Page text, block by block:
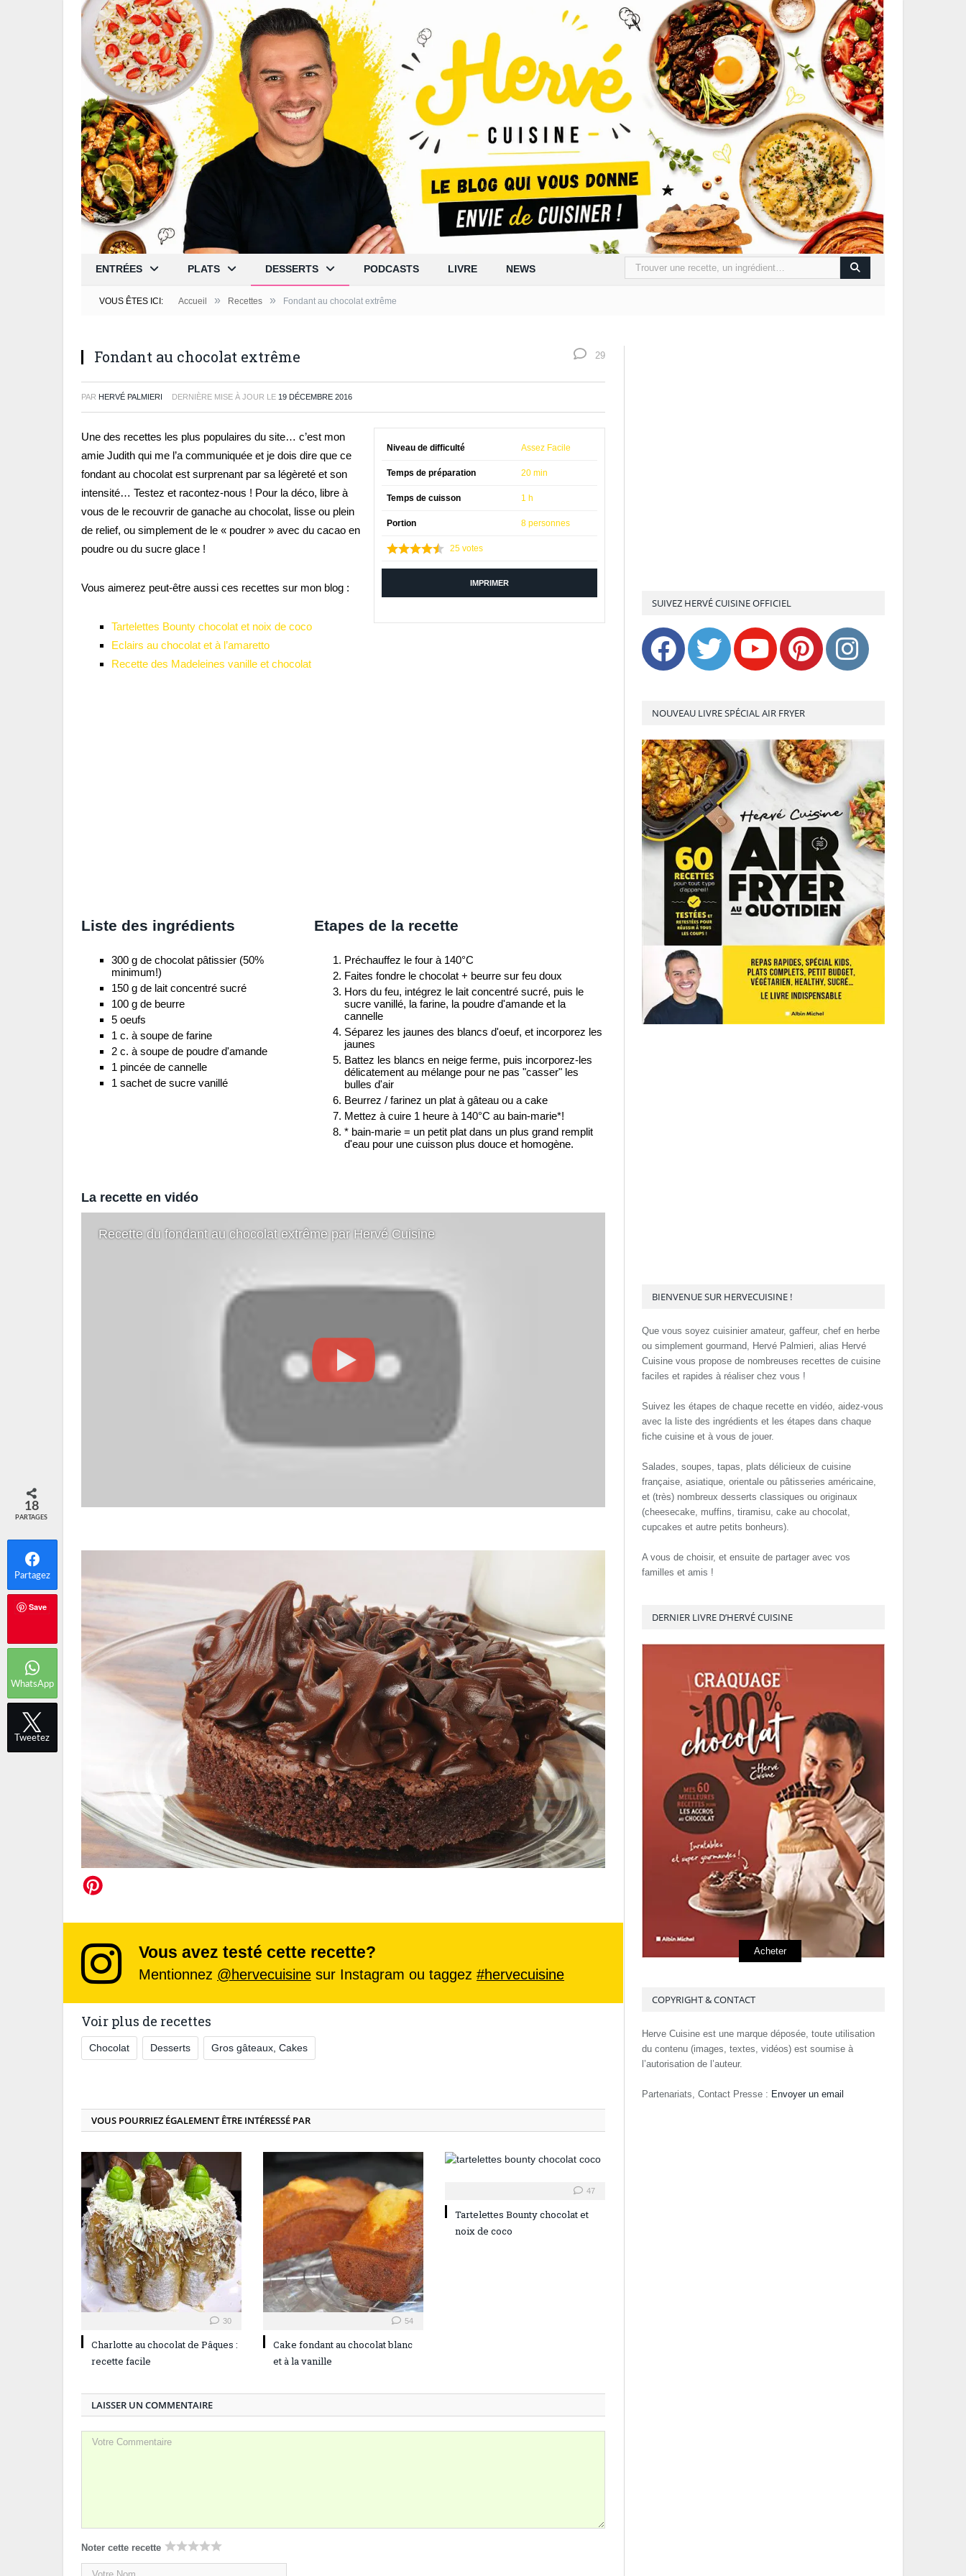
ENTRÉES PLATS DESSERTS PODCASTS LIVRE NEWS
VOUS ÊTES ICI: Accueil » Recettes » Fondant au chocolat extrême
Fondant au chocolat extrême 29
PAR HERVÉ PALMIERI DERNIÈRE MISE À JOUR LE 19 DÉCEMBRE 2016
Niveau de difficulté Assez Facile
Temps de préparation 20 min
Temps de cuisson 1 h
Portion 8 personnes
25votes
IMPRIMER
Une des recettes les plus populaires du site… c’est mon
amie Judith qui me l’a communiquée et je dois dire que ce
fondant au chocolat est surprenant par sa légèreté et son
intensité… Testez et racontez-nous ! Pour la déco, libre à
vous de le recouvrir de ganache au chocolat, lisse ou plein
de relief, ou simplement de le « poudrer » avec du cacao en
poudre ou du sucre glace !
Vous aimerez peut-être aussi ces recettes sur mon blog :
Tartelettes Bounty chocolat et noix de coco
Eclairs au chocolat et à l’amaretto
Recette des Madeleines vanille et chocolat
Liste des ingrédients
300 g de chocolat pâtissier (50%
minimum!)
150 g de lait concentré sucré
100 g de beurre
5 oeufs
1 c. à soupe de farine
2 c. à soupe de poudre d'amande
1 pincée de cannelle
1 sachet de sucre vanillé
Etapes de la recette
Préchauffez le four à 140°C
Faites fondre le chocolat + beurre sur feu doux
Hors du feu, intégrez le lait concentré sucré, puis le
sucre vanillé, la farine, la poudre d'amande et la
cannelle
Séparez les jaunes des blancs d'oeuf, et incorporez les
jaunes
Battez les blancs en neige ferme, puis incorporez-les
délicatement au mélange pour ne pas "casser" les
bulles d'air
Beurrez / farinez un plat à gâteau ou a cake
Mettez à cuire 1 heure à 140°C au bain-marie*!
* bain-marie = un petit plat dans un plus grand remplit
d'eau pour une cuisson plus douce et homogène.
La recette en vidéo
Recette du fondant au chocolat extrême par Hervé Cuisine
Vous avez testé cette recette?
Mentionnez @hervecuisine sur Instagram ou taggez #hervecuisine
Voir plus de recettes
Chocolat Desserts Gros gâteaux, Cakes
VOUS POURRIEZ ÉGALEMENT ÊTRE INTÉRESSÉ PAR
30
Charlotte au chocolat de Pâques :
recette facile
54
Cake fondant au chocolat blanc
et à la vanille
47
Tartelettes Bounty chocolat et
noix de coco
LAISSER UN COMMENTAIRE
Noter cette recette
SUIVEZ HERVÉ CUISINE OFFICIEL
NOUVEAU LIVRE SPÉCIAL AIR FRYER
BIENVENUE SUR HERVECUISINE !
Que vous soyez cuisinier amateur, gaffeur, chef en herbe
ou simplement gourmand, Hervé Palmieri, alias Hervé
Cuisine vous propose de nombreuses recettes de cuisine
faciles et rapides à réaliser chez vous !
Suivez les étapes de chaque recette en vidéo, aidez-vous
avec la liste des ingrédients et les étapes dans chaque
fiche cuisine et à vous de jouer.
Salades, soupes, tapas, plats délicieux de cuisine
française, asiatique, orientale ou pâtisseries américaine,
et (très) nombreux desserts classiques ou originaux
(cheesecake, muffins, tiramisu, cake au chocolat,
cupcakes et autre petits bonheurs).
A vous de choisir, et ensuite de partager avec vos
familles et amis !
DERNIER LIVRE D’HERVÉ CUISINE
Acheter
COPYRIGHT & CONTACT
Herve Cuisine est une marque déposée, toute utilisation
du contenu (images, textes, vidéos) est soumise à
l’autorisation de l’auteur.
Partenariats, Contact Presse : Envoyer un email
18
PARTAGES
Partagez
Save
WhatsApp
Tweetez